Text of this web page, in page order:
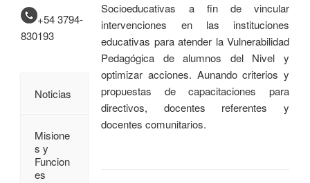
Socioeducativas a fin de vincular
intervenciones en las instituciones
educativas para atender la Vulnerabilidad
Pedagógica de alumnos del Nivel y
optimizar acciones. Aunando criterios y
propuestas de capacitaciones para
directivos, docentes referentes y
docentes comunitarios.
+54 3794-
830193
Noticias
Misione
s y
Funcion
es